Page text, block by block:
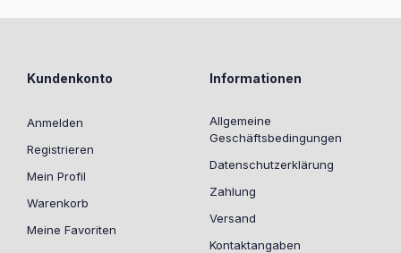
Kundenkonto
Anmelden
Registrieren
Mein Profil
Warenkorb
Meine Favoriten
Informationen
Allgemeine
Geschäftsbedingungen
Datenschutzerklärung
Zahlung
Versand
Kontaktangaben